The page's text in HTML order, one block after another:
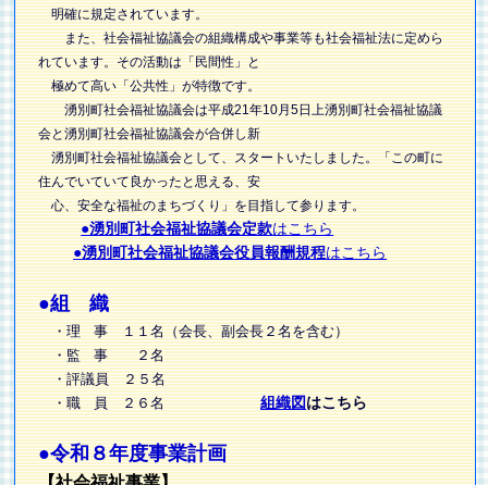
明確に規定されています。
また、社会福祉協議会の組織構成や事業等も社会福祉法に定めら
れています。その活動は「民間性」と
極めて高い「公共性」が特徴です。
湧別町社会福祉協議会は平成21年10月5日上湧別町社会福祉協議
会と湧別町社会福祉協議会が合併し新
湧別町社会福祉協議会として、スタートいたしました。「この町に
住んでいていて良かったと思える、安
心、安全な福祉のまちづくり」を目指して参ります。
●湧別町社会福祉協議会定款はこちら
●湧別町社会福祉協議会役員報酬規程はこちら
●組 織
・理 事 １１名（会長、副会長２名を含む）
・監 事 ２名
・評議員 ２５名
・職 員 ２６名
組織図はこちら
●令和８年度事業計画